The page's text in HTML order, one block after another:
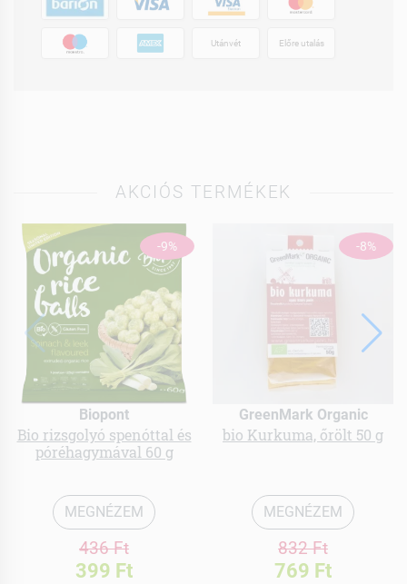
Utánvét Előre utalás
AKCIÓS TERMÉKEK
-9%
Biopont
Bio rizsgolyó spenóttal és
póréhagymával 60 g
MEGNÉZEM
436 Ft
399 Ft
-8%
GreenMark Organic
bio Kurkuma, őrölt 50 g
MEGNÉZEM
832 Ft
769 Ft